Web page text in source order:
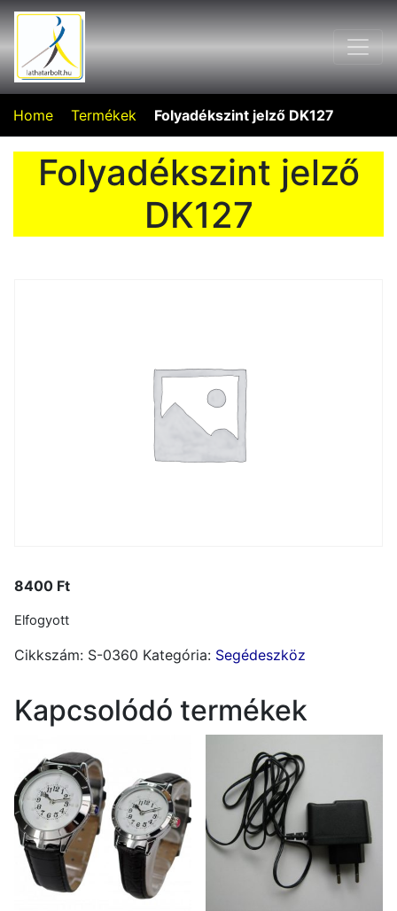
Home Termékek Folyadékszint jelző DK127
Folyadékszint jelző
DK127
8400 Ft
Elfogyott
Cikkszám: S-0360 Kategória: Segédeszköz
Kapcsolódó termékek